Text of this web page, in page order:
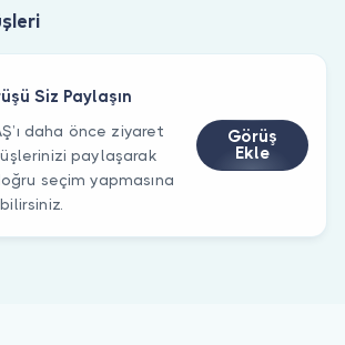
Siz Paylaşın
daha önce ziyaret
paylaşarak
seçim yapmasına
Görüş
Ekle